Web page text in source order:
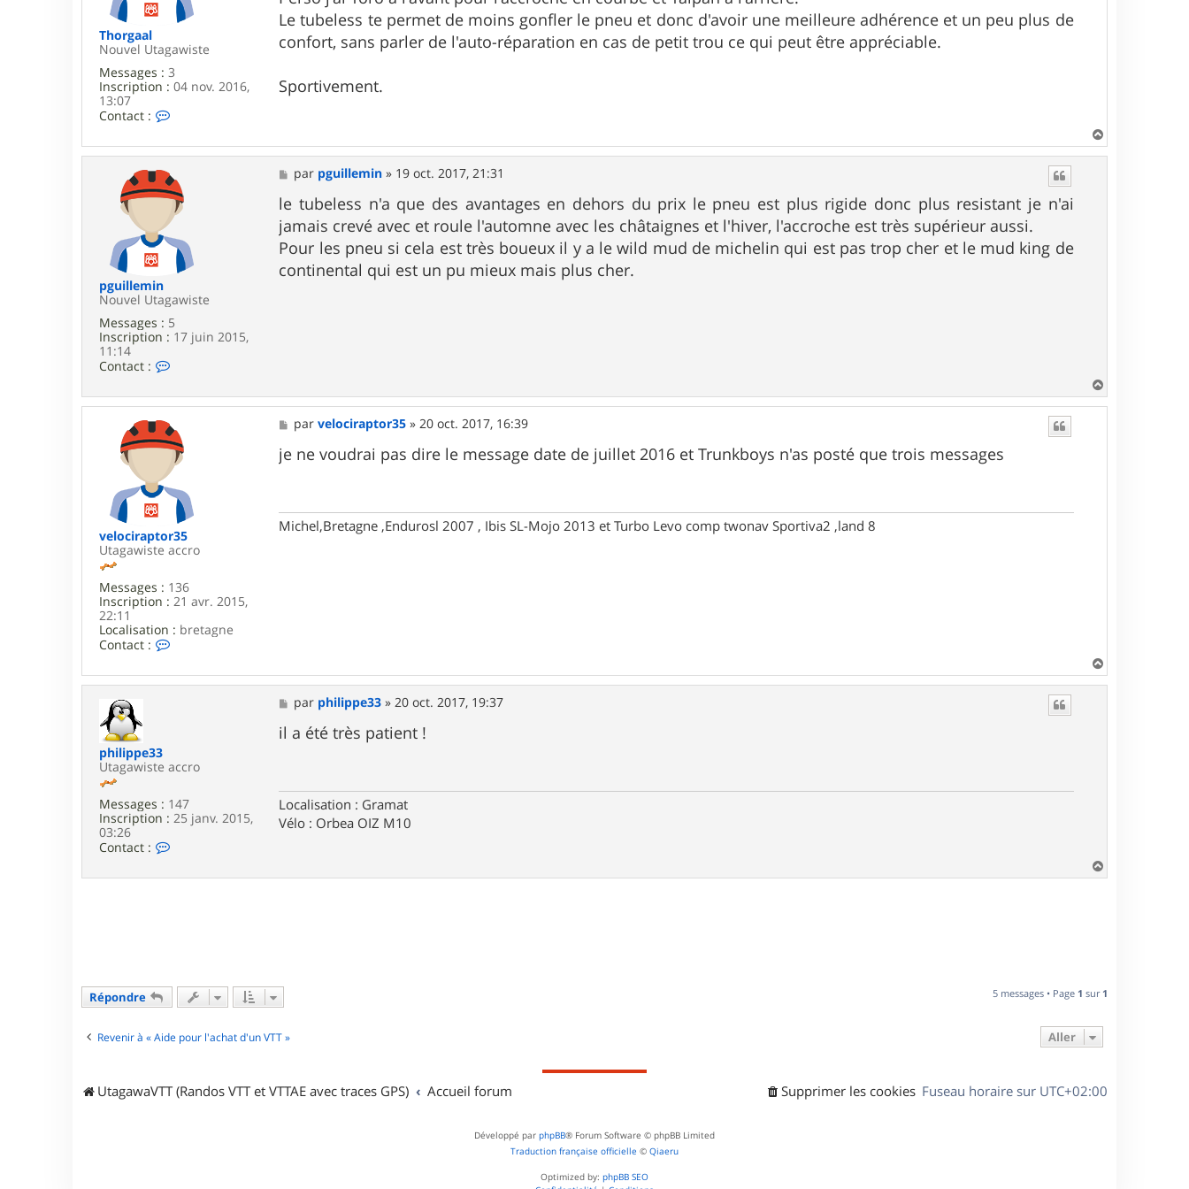
Thorgaal
Nouvel Utagawiste
Messages : 3
Inscription : 04 nov. 2016,
13:07
Contact :
n
t
c
t
e
T
h
o
g
a
l
e
Le tubeless te permet de moins gonfler le pneu et donc d'avoir une meilleure adhérence et un peu plus de
confort, sans parler de l'auto-réparation en cas de petit trou ce qui peut être appréciable.
Sportivement.
a
pguillemin
Nouvel Utagawiste
Messages : 5
Inscription : 17 juin 2015,
11:14
Contact :
t
c
t
e
p
g
u
i
l
m
i
M
e
s
s
a
g
e
par pguillemin » 19 oct. 2017, 21:31
le tubeless n'a que des avantages en dehors du prix le pneu est plus rigide donc plus resistant je n'ai
jamais crevé avec et roule l'automne avec les châtaignes et l'hiver, l'accroche est très supérieur aussi.
Pour les pneu si cela est très boueux il y a le wild mud de michelin qui est pas trop cher et le mud king de
continental qui est un pu mieux mais plus cher.
a
velociraptor35
Utagawiste accro
Messages : 136
Inscription : 21 avr. 2015,
22:11
Localisation : bretagne
Contact :
n
t
v
l
o
c
p
M
e
s
s
parvelociraptor35 »20 oct. 2017, 16:39
je ne voudrai pas dire le message date de juillet 2016 et Trunkboys n'as posté que trois messages
Michel,Bretagne ,Endurosl 2007 , Ibis SL-Mojo 2013 et Turbo Levo comp twonav Sportiva2 ,land 8
a
philippe33
Utagawiste accro
Messages : 147
Inscription : 25 janv. 2015,
03:26
Contact :
h
p
3
3
M
e
s
s
par philippe33 »20 oct. 2017, 19:37
il a été très patient !
Localisation : Gramat
Vélo : Orbea OIZ M10
a
Répondre 5 messages • Page 1 sur 1
Revenir à « Aide pour l'achat d'un VTT » Aller
UtagawaVTT (Randos VTT et VTTAE avec traces GPS) Accueil forum Fuseau horaire sur UTC+02:00
Supprimer les cookies
Développé par phpBB® Forum Software © phpBB Limited
Traduction française officielle © Qiaeru
Optimized by: phpBB SEO